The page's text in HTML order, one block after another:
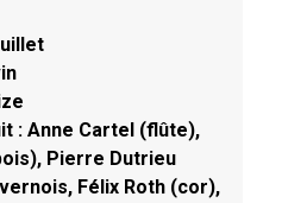
: Anne Cartel (flûte),
Pierre Dutrieu
Félix Roth (cor),